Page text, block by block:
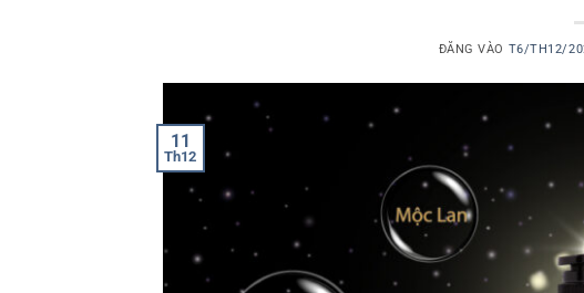
ĐĂNG VÀO T6/TH12/
11
Th12